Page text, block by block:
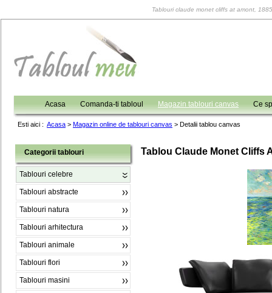
Tablouri claude monet cliffs at amont,
Acasa Comanda-ti tabloul Magazin tablouri canvas Ce
Esti aici : Acasa > Magazin online de tablouri canvas > Detalii tablou canvas
Categorii tablouri
Tablouri celebre
Tablouri abstracte
Tablouri natura
Tablouri arhitectura
Tablouri animale
Tablouri flori
Tablouri masini
Tablou Claude Monet Cliffs